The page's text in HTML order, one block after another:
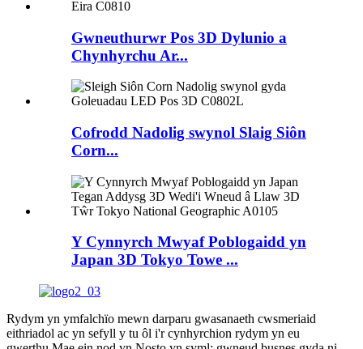
Gwneuthurwr Pos 3D Dylunio a
Chynhyrchu Ar...
Cofrodd Nadolig swynol Slaig Siôn
Corn...
Y Cynnyrch Mwyaf Poblogaidd yn
Japan 3D Tokyo Towe ...
Rydym yn ymfalchïo mewn darparu gwasanaeth cwsmeriaid
eithriadol ac yn sefyll y tu ôl i'r cynhyrchion rydym yn eu